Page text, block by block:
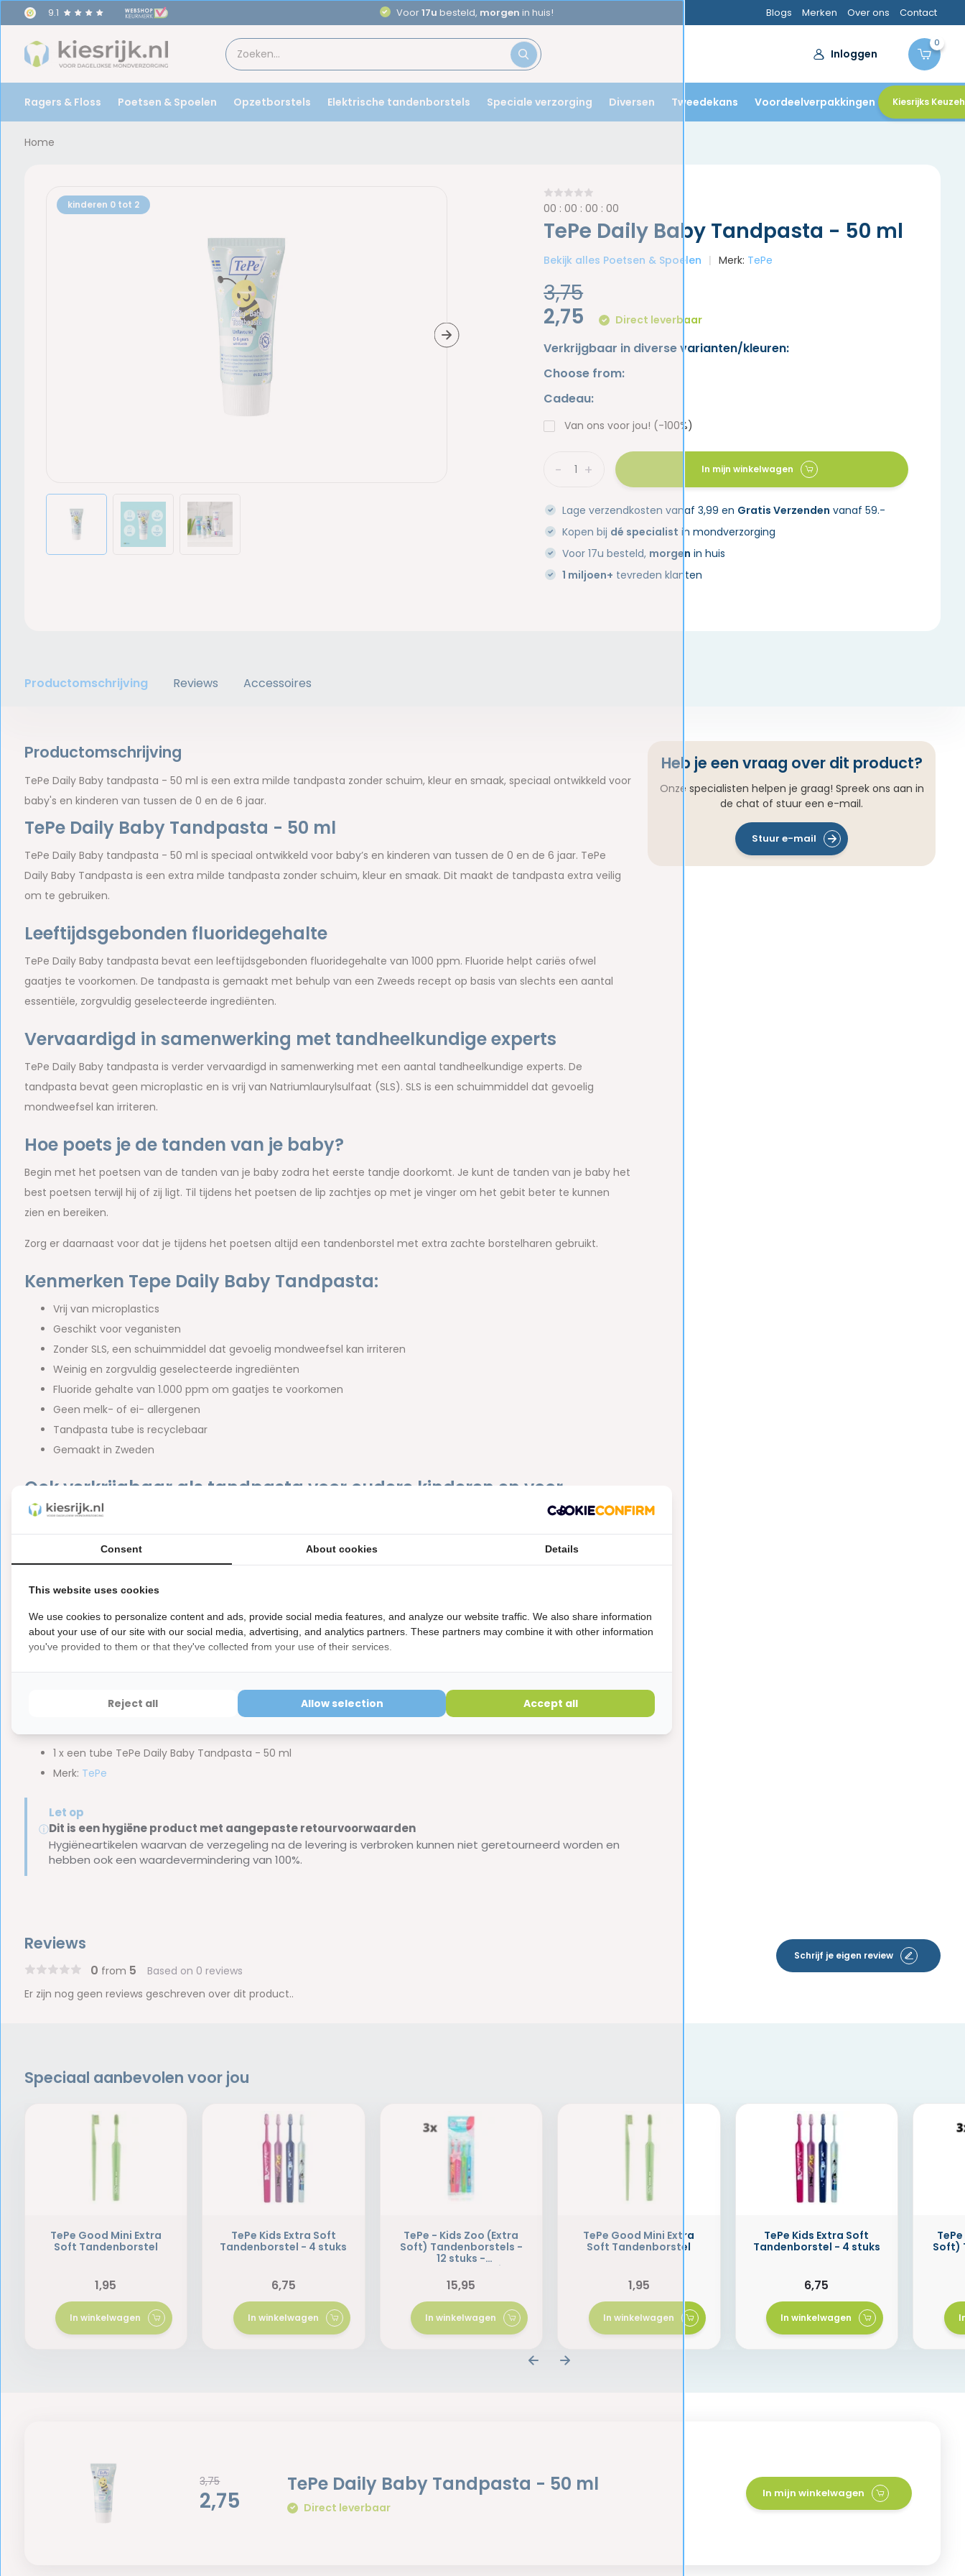
9.1 Voor17u Aanbevolen doortandartsen
Blogs Merken Over ons Contact
Inloggen
0
Ragers & Floss Poetsen & Spoelen Opzetborstels Elektrische tandenborstels Speciale verzorging Diversen Tweedekans Voordeelverpakkingen Kiesrijks
Home
kinderen 0 tot 2 00 :00 :00 :00
TePe Daily Baby Tandpasta - 50 ml
Bekijk alles Poetsen & Spoelen Merk: TePe
3,75
2,75
Direct leverbaar
Verkrijgbaar in diverse varianten/kleuren:
Choose from:
Cadeau:
Van ons voor jou! (-100%)
+
- In mijn winkelwagen
Lage verzendkosten vanaf 3,99 en Gratis Verzenden vanaf 59.-
Kopen bij dé specialist in mondverzorging
Voor 17u besteld, morgen in huis
1 miljoen+ tevreden klanten
Productomschrijving Reviews Accessoires
Productomschrijving
TePe Daily Baby tandpasta - 50 ml is een extra milde tandpasta zonder schuim, kleur en smaak, speciaal ontwikkeld voor
baby's en kinderen van tussen de 0 en de 6 jaar.
TePe Daily Baby Tandpasta - 50 ml
TePe Daily Baby tandpasta - 50 ml is speciaal ontwikkeld voor baby’s en kinderen van tussen de 0 en de 6 jaar. TePe
Daily Baby Tandpasta is een extra milde tandpasta zonder schuim, kleur en smaak. Dit maakt de tandpasta extra veilig
om te gebruiken.
Leeftijdsgebonden fluoridegehalte
TePe Daily Baby tandpasta bevat een leeftijdsgebonden fluoridegehalte van 1000 ppm. Fluoride helpt cariës ofwel
gaatjes te voorkomen. De tandpasta is gemaakt met behulp van een Zweeds recept op basis van slechts een aantal
essentiële, zorgvuldig geselecteerde ingrediënten.
Vervaardigd in samenwerking met tandheelkundige experts
TePe Daily Baby tandpasta is verder vervaardigd in samenwerking met een aantal tandheelkundige experts. De
tandpasta bevat geen microplastic en is vrij van Natriumlaurylsulfaat (SLS). SLS is een schuimmiddel dat gevoelig
mondweefsel kan irriteren.
Hoe poets je de tanden van je baby?
Begin met het poetsen van de tanden van je baby zodra het eerste tandje doorkomt. Je kunt de tanden van je baby het
best poetsen terwijl hij of zij ligt. Til tijdens het poetsen de lip zachtjes op met je vinger om het gebit beter te kunnen
zien en bereiken.
Zorg er daarnaast voor dat je tijdens het poetsen altijd een tandenborstel met extra zachte borstelharen gebruikt.
Kenmerken Tepe Daily Baby Tandpasta:
Vrij van microplastics
Geschikt voor veganisten
Zonder SLS, een schuimmiddel dat gevoelig mondweefsel kan irriteren
Weinig en zorgvuldig geselecteerde ingrediënten
Fluoride gehalte van 1.000 ppm om gaatjes te voorkomen
Geen melk- of ei- allergenen
Tandpasta tube is recyclebaar
Gemaakt in Zweden
Ook verkrijgbaar als tandpasta voor oudere kinderen en voor
volwassenen
Behalve als babytandpasta, geschikt voor baby's en kinderen van tussen de 0 en de 6 jaar, is de TePe Daily tandpasta
ook verkrijgbaar als dagelijkse tandpasta voor grotere kinderen (TePe Daily Kinder Tandpasta) en als tandpasta voor
volwassenen (TePe Daily Tandpasta
leeftijd van de gebruiker.
Let erop dat kinderen hulp en toezicht nodig bij het poetsen tot ze de leeftijd van 10-12 jaar hebben bereikt. Poets de
Inhoud van de verpakking:
1 x een tube TePe Daily Baby Tandpasta - 50 ml
Merk: TePe
ⓘ
Let op
Dit is een hygiëne product met aangepaste retourvoorwaarden
Hygiëneartikelen waarvan de verzegeling na de levering is verbroken kunnen niet geretourneerd worden en
hebben ook een waardevermindering van 100%.
Heb je een vraag over dit product?
Onze specialisten helpen je graag! Spreek ons aan in
de chat of stuur een e-mail.
Stuur e-mail
Reviews
0 from 5 Based on 0 reviews
Schrijf je eigen review
Er zijn nog geen reviews geschreven over dit product..
Speciaal aanbevolen voor jou
TePe Good Mini Extra
Soft Tandenborstel
1,95
In winkelwagen
TePe Kids Extra Soft
Tandenborstel - 4 stuks
6,75
In winkelwagen
TePe - Kids Zoo (Extra
Soft) Tandenborstels -
12 stuks -
Voordeelverpakking
15,95
In winkelwagen
TePe Good Mini Extra
Soft Tandenborstel
1,95
In winkelwagen
TePe Kids Extra Soft
Tandenborstel - 4 stuks
6,75
In winkelwagen
Soft)
3,75
2,75
TePe Daily Baby Tandpasta - 50 ml
Direct leverbaar
In mijn winkelwagen
Consent About cookies Details
This website uses cookies
We use cookies to personalize content and ads, provide social media features, and analyze our website traffic. We also share information
about your use of our site with our social media, advertising, and analytics partners. These partners may combine it with other information
you've provided to them or that they've collected from your use of their services.
Reject all Allow selection Accept all